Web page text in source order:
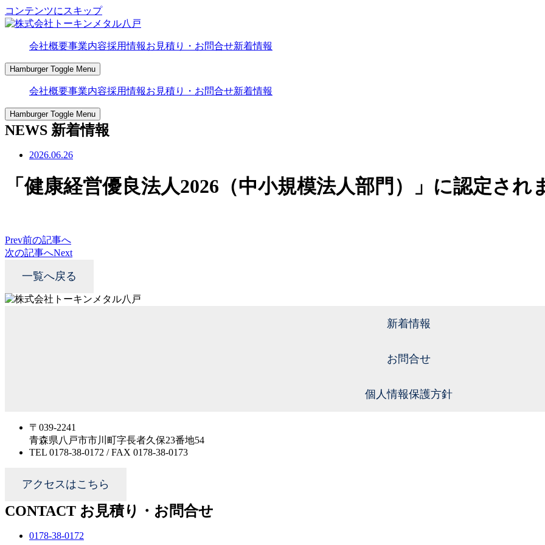
コンテンツにスキップ
会社概要事業内容採用情報お見積り・お問合せ新着情報
Hamburger Toggle Menu
会社概要事業内容採用情報お見積り・お問合せ新着情報
Hamburger Toggle Menu
NEWS 新着情報
2026.06.26
「健康経営優良法人2026（中小規模法人部門）」に認定され
Prev前の記事へ
次の記事へNext
一覧へ戻る
新着情報
お問合せ
個人情報保護方針
〒039-2241
青森県八戸市市川町字長者久保23番地54
TEL 0178-38-0172 / FAX 0178-38-0173
アクセスはこちら
CONTACT お見積り・お問合せ
0178-38-0172